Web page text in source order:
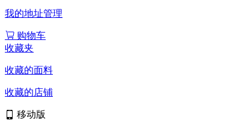
我的地址管理
购物车
收藏夹
收藏的面料
收藏的店铺
移动版